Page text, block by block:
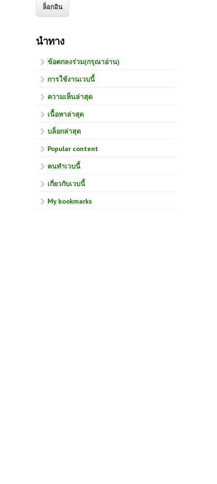
นำทาง
ข้อตกลงร่วม(กรุณาอ่าน)
การใช้งานเวบนี้
ความเห็นล่าสุด
เนื้อหาล่าสุด
บล็อกล่าสุด
Popular content
คนทำเวบนี้
เกี่ยวกับเวบนี้
My bookmarks